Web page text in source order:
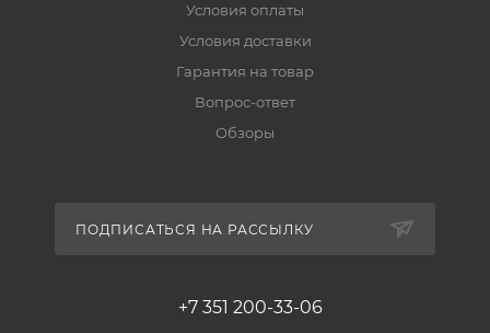
Условия оплаты
Условия доставки
Гарантия на товар
Вопрос-ответ
Обзоры
ПОДПИСАТЬСЯ НА РАССЫЛКУ
+7 351 200-33-06